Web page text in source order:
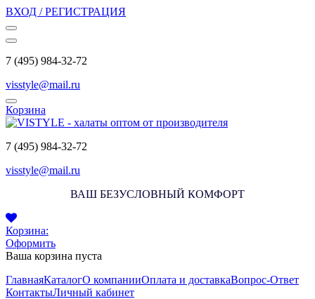
ВХОД / РЕГИСТРАЦИЯ
7 (495) 984-32-72
visstyle@mail.ru
Корзина
7 (495) 984-32-72
visstyle@mail.ru
ВАШ БЕЗУСЛОВНЫЙ КОМФОРТ
Корзина:
Оформить
Ваша корзина пуста
ГлавнаяКаталогО компанииОплата и доставкаВопрос-Ответ
КонтактыЛичный кабинет